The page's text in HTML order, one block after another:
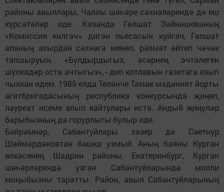
районы авыллары, Чаллы шәһәре сәхнәләрендә дә еш
күрсәтәләр иде. Казанда Гөлшат Зәйнәшеваның
«Комиссия килгәч» дигән пьесасын куйгач, Гөлшат
апаның ахырдан сәхнәгә менеп, рәхмәт әйтеп чәчәк
тапшыруын, «Булдырдыгыз, әсәрнең эчтәлеген
шулкадәр оста ачтыгыз», - дип котлавын газетага язып
чыккан идем. 1985 елда Теләнче Тамак мәдәният йорты
агитбригадасының республика конкурсында җиңеп,
лауреат исеме алып кайтулары истә. Андый җиңүләр
барыбызның да горурлыгы булыр иде.
Бәйрәмнәр, Сабантуйлары хәзер дә Сәетнур
Шәймәрдәновтан башка узмый. Аның баяны Курган
өлкәсенең Шадрин районы, Екатеринбург, Курган
шәһәрләрендә узган Сабантуйларында милли
моңыбызны таратты. Район, авыл Сабантуйларының